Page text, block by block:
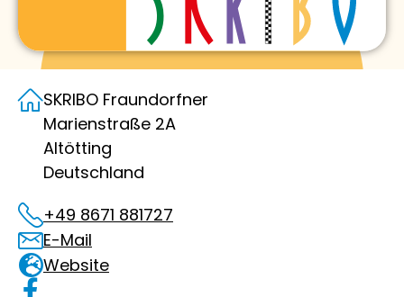
SKRIBO Fraundorfner
Marienstraße 2A
Altötting
Deutschland
+49 8671 881727
E-Mail
Website